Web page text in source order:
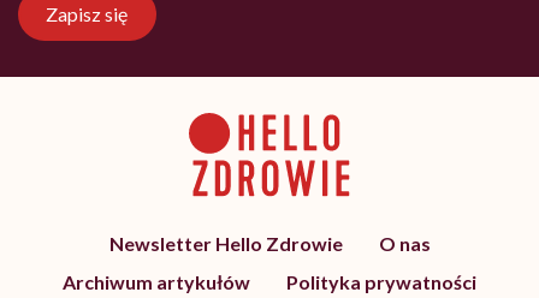
Zapisz się
Newsletter Hello Zdrowie
O nas
Archiwum artykułów
Polityka prywatności